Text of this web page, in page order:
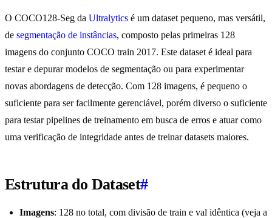
O COCO128-Seg da Ultralytics é um dataset pequeno, mas versátil,
de segmentação de instâncias, composto pelas primeiras 128
imagens do conjunto COCO train 2017. Este dataset é ideal para
testar e depurar modelos de segmentação ou para experimentar
novas abordagens de detecção. Com 128 imagens, é pequeno o
suficiente para ser facilmente gerenciável, porém diverso o suficiente
para testar pipelines de treinamento em busca de erros e atuar como
uma verificação de integridade antes de treinar datasets maiores.
Estrutura do Dataset#
Imagens: 128 no total, com divisão de train e val idêntica (veja a